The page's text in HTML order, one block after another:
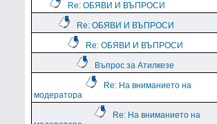
Re: ОБЯВИ И ВЪПРОСИ
Re: ОБЯВИ И ВЪПРОСИ
Re: ОБЯВИ И ВЪПРОСИ
Въпрос за Атилкезе
Re: На вниманието на
модератора
Re: На вниманието на